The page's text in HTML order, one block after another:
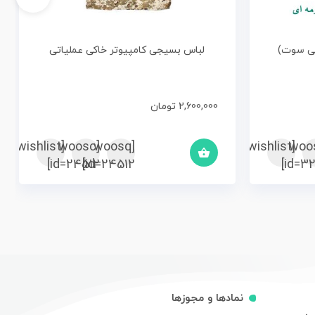
سوت)
[yith_wcwl_add_to_wishlist]
لباس بسیجی کامپیوتر خاکی عملیاتی
2,600,000 تومان
[yith_wcwl_add_to_wishlist]
[woosc
id=24512]
[woosq
id=24512]
نمادها و مجوزها